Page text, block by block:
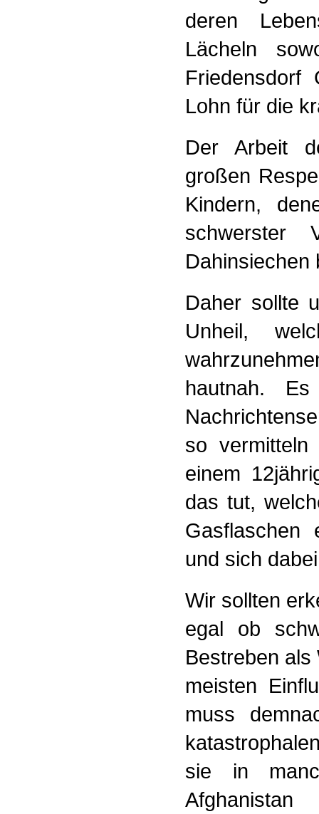
deren
Lächeln
Friedensdorf
Lohn für die
Der Arbeit
großen
Kindern,
schwerster
Dahinsiechen
Daher sollte
Unheil,
hautnah.
so
einem
das tut,
Gasflaschen
und sich
Wir sollten
egal ob
Bestreben als
meisten
muss
sie in